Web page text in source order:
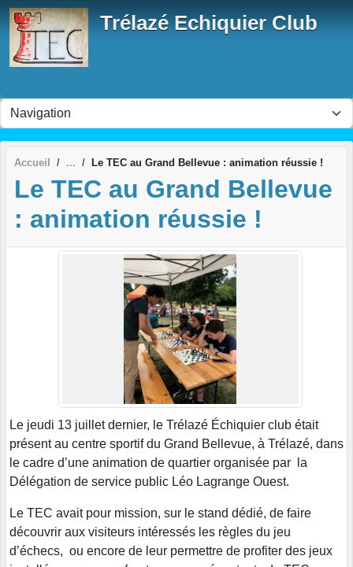
Trélazé Echiquier Club
Accueil Le TEC au Grand Bellevue : animation réussie !
Le TEC au Grand Bellevue
: animation réussie !
Le jeudi 13 juillet dernier, le Trélazé Échiquier club était
présent au centre sportif du Grand Bellevue, à Trélazé, dans
le cadre d’une animation de quartier organisée par la
Délégation de service public Léo Lagrange Ouest.
Le TEC avait pour mission, sur le stand dédié, de faire
découvrir aux visiteurs intéressés les règles du jeu
d’échecs, ou encore de leur permettre de profiter des jeux
Panneau de gestion des cookies